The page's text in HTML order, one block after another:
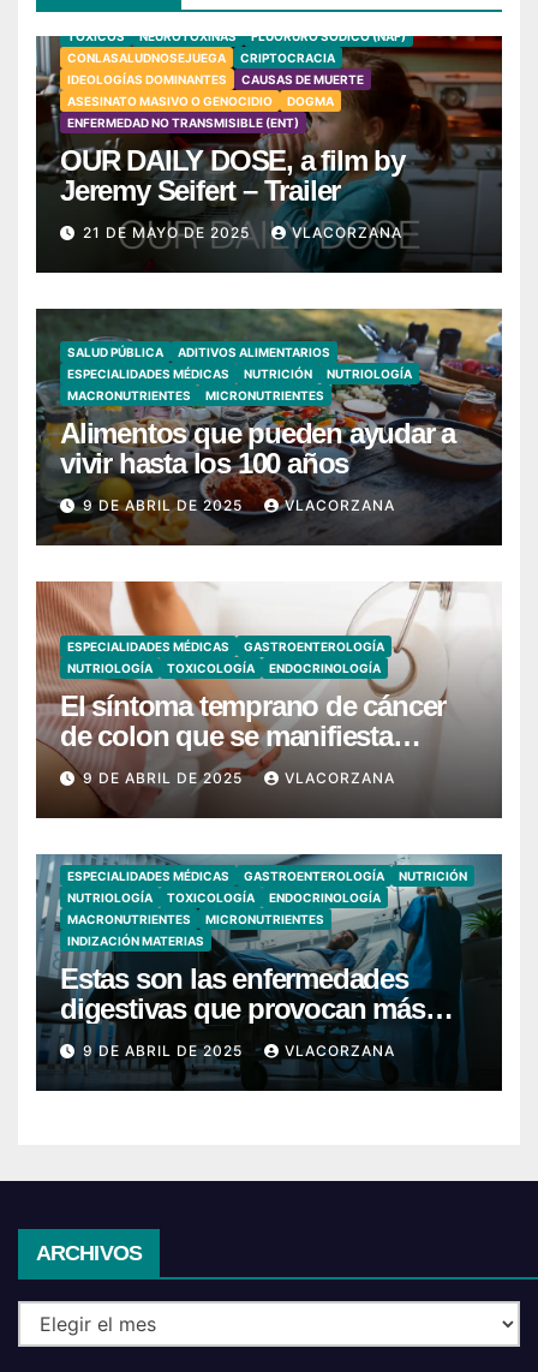
TÓXICOS NEUROTOXINAS
FLUORURO SÓDICO (NAF)
CONLASALUDNOSEJUEGA
CRIPTOCRACIA
IDEOLOGÍAS DOMINANTES
CAUSAS DE MUERTE
ASESINATO MASIVO O GENOCIDIO
DOGMA
ENFERMEDAD NO TRANSMISIBLE (ENT)
OUR DAILY DOSE, a film by
Jeremy Seifert – Trailer
21 DE MAYO DE 2025 VLACORZANA
SALUD PÚBLICA
ADITIVOS ALIMENTARIOS
ESPECIALIDADES MÉDICAS
NUTRICIÓN
NUTRIOLOGÍA
MACRONUTRIENTES
MICRONUTRIENTES
Alimentos que pueden ayudar a
vivir hasta los 100 años
9 DE ABRIL DE 2025 VLACORZANA
ESPECIALIDADES MÉDICAS
GASTROENTEROLOGÍA
NUTRIOLOGÍA
TOXICOLOGÍA ENDOCRINOLOGÍA
El síntoma temprano de cáncer
de colon que se manifiesta
cuando vas al baño
9 DE ABRIL DE 2025 VLACORZANA
ESPECIALIDADES MÉDICAS GASTROENTEROLOGÍA
NUTRICIÓN
NUTRIOLOGÍA
TOXICOLOGÍA
ENDOCRINOLOGÍA
MACRONUTRIENTES
MICRONUTRIENTES
INDIZACIÓN MATERIAS
Estas son las enfermedades
digestivas que provocan más
hospitalizaciones en España
9 DE ABRIL DE 2025 VLACORZANA
ARCHIVOS